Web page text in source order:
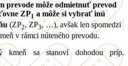
prevode môže odmietnuť prevod
ZP1 a môže si vybrať inú
(ZP2, ZP3, …), avšak len spomedzi
v rámci núteného prevodu.
kmeň sa stanoví dohodou príp.